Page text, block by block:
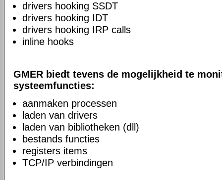
drivers hooking SSDT
drivers hooking IDT
drivers hooking IRP calls
inline hooks
GMER biedt tevens de mogelijkheid te
systeemfuncties:
aanmaken processen
laden van drivers
laden van bibliotheken (dll)
bestands functies
registers items
TCP/IP verbindingen